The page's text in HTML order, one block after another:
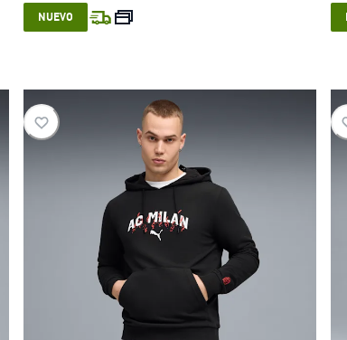
current price $ 199.999
NUEVO